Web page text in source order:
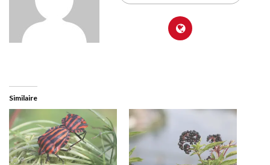
Similaire